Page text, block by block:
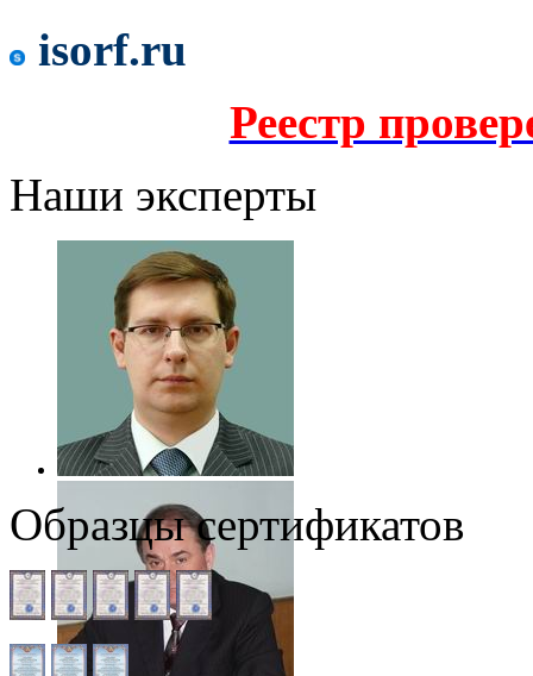
isorf.ru
Реестр
Наши эксперты
Образцы сертификатов